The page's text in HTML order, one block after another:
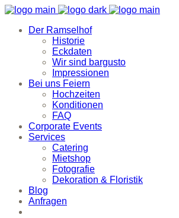
Der Ramselhof
Historie
Eckdaten
Wir sind bargusto
Impressionen
Bei uns Feiern
Hochzeiten
Konditionen
FAQ
Corporate Events
Services
Catering
Mietshop
Fotografie
Dekoration & Floristik
Blog
Anfragen